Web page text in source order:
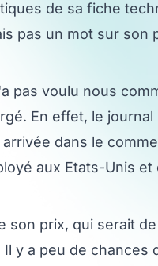
de sa fiche
pas un mot sur son
pas voulu nous
En effet, le
dans le
aux Etats-Unis
son prix, qui serait
y a peu de chances